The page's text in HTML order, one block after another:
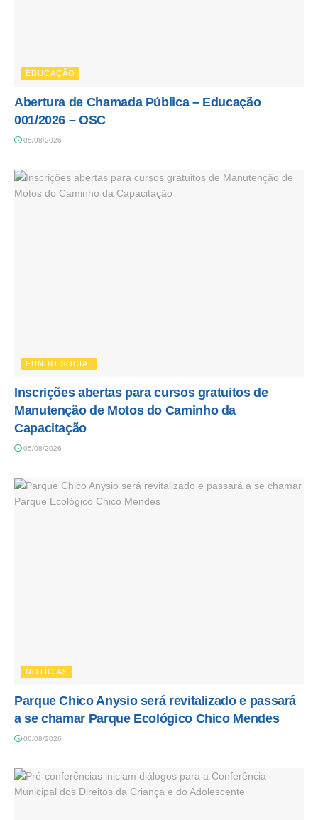
EDUCAÇÃO
Abertura de Chamada Pública – Educação
001/2026 – OSC
05/08/2026
FUNDO SOCIAL
Inscrições abertas para cursos gratuitos de
Manutenção de Motos do Caminho da
Capacitação
05/08/2026
NOTÍCIAS
Parque Chico Anysio será revitalizado e passará
a se chamar Parque Ecológico Chico Mendes
06/08/2026